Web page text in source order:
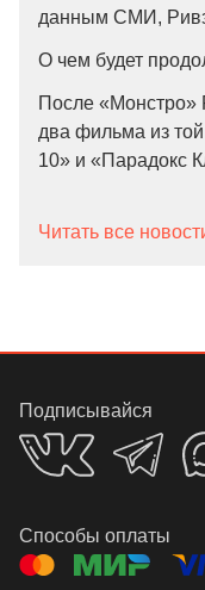
данным СМИ, Ривз
О чем будет
После «Монстро»
два фильма из
10» и «Парадокс
Читать все
Подписывайся
Способы оплаты